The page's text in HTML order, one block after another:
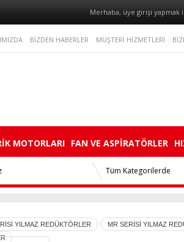
Merhaba, üye girişi yapmak
BİZDEN HABERLER MÜŞTERİ HİZMETLERİ
MOTORLARI FAN VE ASPİRATÖRLER
YILMAZ REDÜKTÖRLER MR SERİSİ YILMAZ